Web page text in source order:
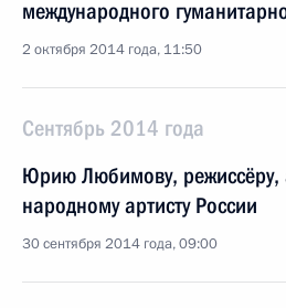
международного
2 октября 2014 года, 11:50
Сентябрь 2014 года
Юрию Любимову, режиссёру,
народному артисту России
30 сентября 2014 года, 09:00